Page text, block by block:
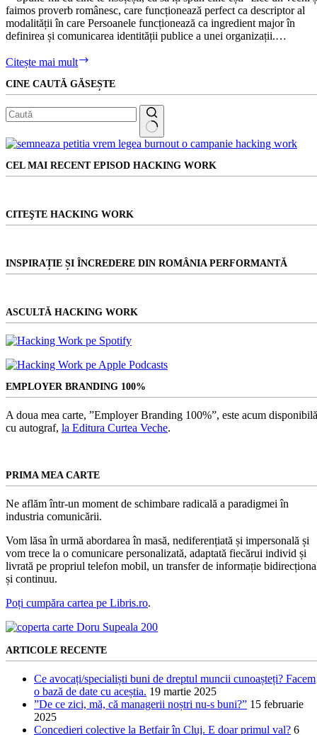
faimos proverb românesc, care funcționează perfect ca descriptor al
modalității în care Persoanele funcționează ca ingredient major în
definirea și comunicarea identității publice a unei organizații.…
Citește mai mult
Companie
și
Coeficientul
de
CINE CAUTĂ GĂSEȘTE
Niciun
CEL MAI RECENT EPISOD HACKING WORK
CITEŞTE HACKING WORK
INSPIRAȚIE ȘI ÎNCREDERE DIN ROMÂNIA PERFORMANTĂ
ASCULTĂ HACKING WORK
EMPLOYER BRANDING 100%
A doua mea carte, ”Employer Branding 100%”, este acum
cu autograf, la Editura Curtea Veche.
PRIMA MEA CARTE
Ne aflăm într-un moment de schimbare radicală a paradigmei în
industria comunicării.
Vom lăsa în urmă abordarea în masă, nediferențiată și impersonală și
vom trece la o comunicare personalizată, adaptată fiecărui individ și
livrată pe propriul telefon mobil, un transfer de informație
și continuu.
Poți cumpăra cartea pe Libris.ro.
ARTICOLE RECENTE
Ce avocați/specialiști buni de dreptul muncii cunoașteți? Facem
o bază de date cu aceștia. 19 martie 2025
”De ce zici, mă, că managerii noștri nu-s buni?” 15 februarie
2025
Concedieri colective la Betfair în Cluj. E doar primul val? 6